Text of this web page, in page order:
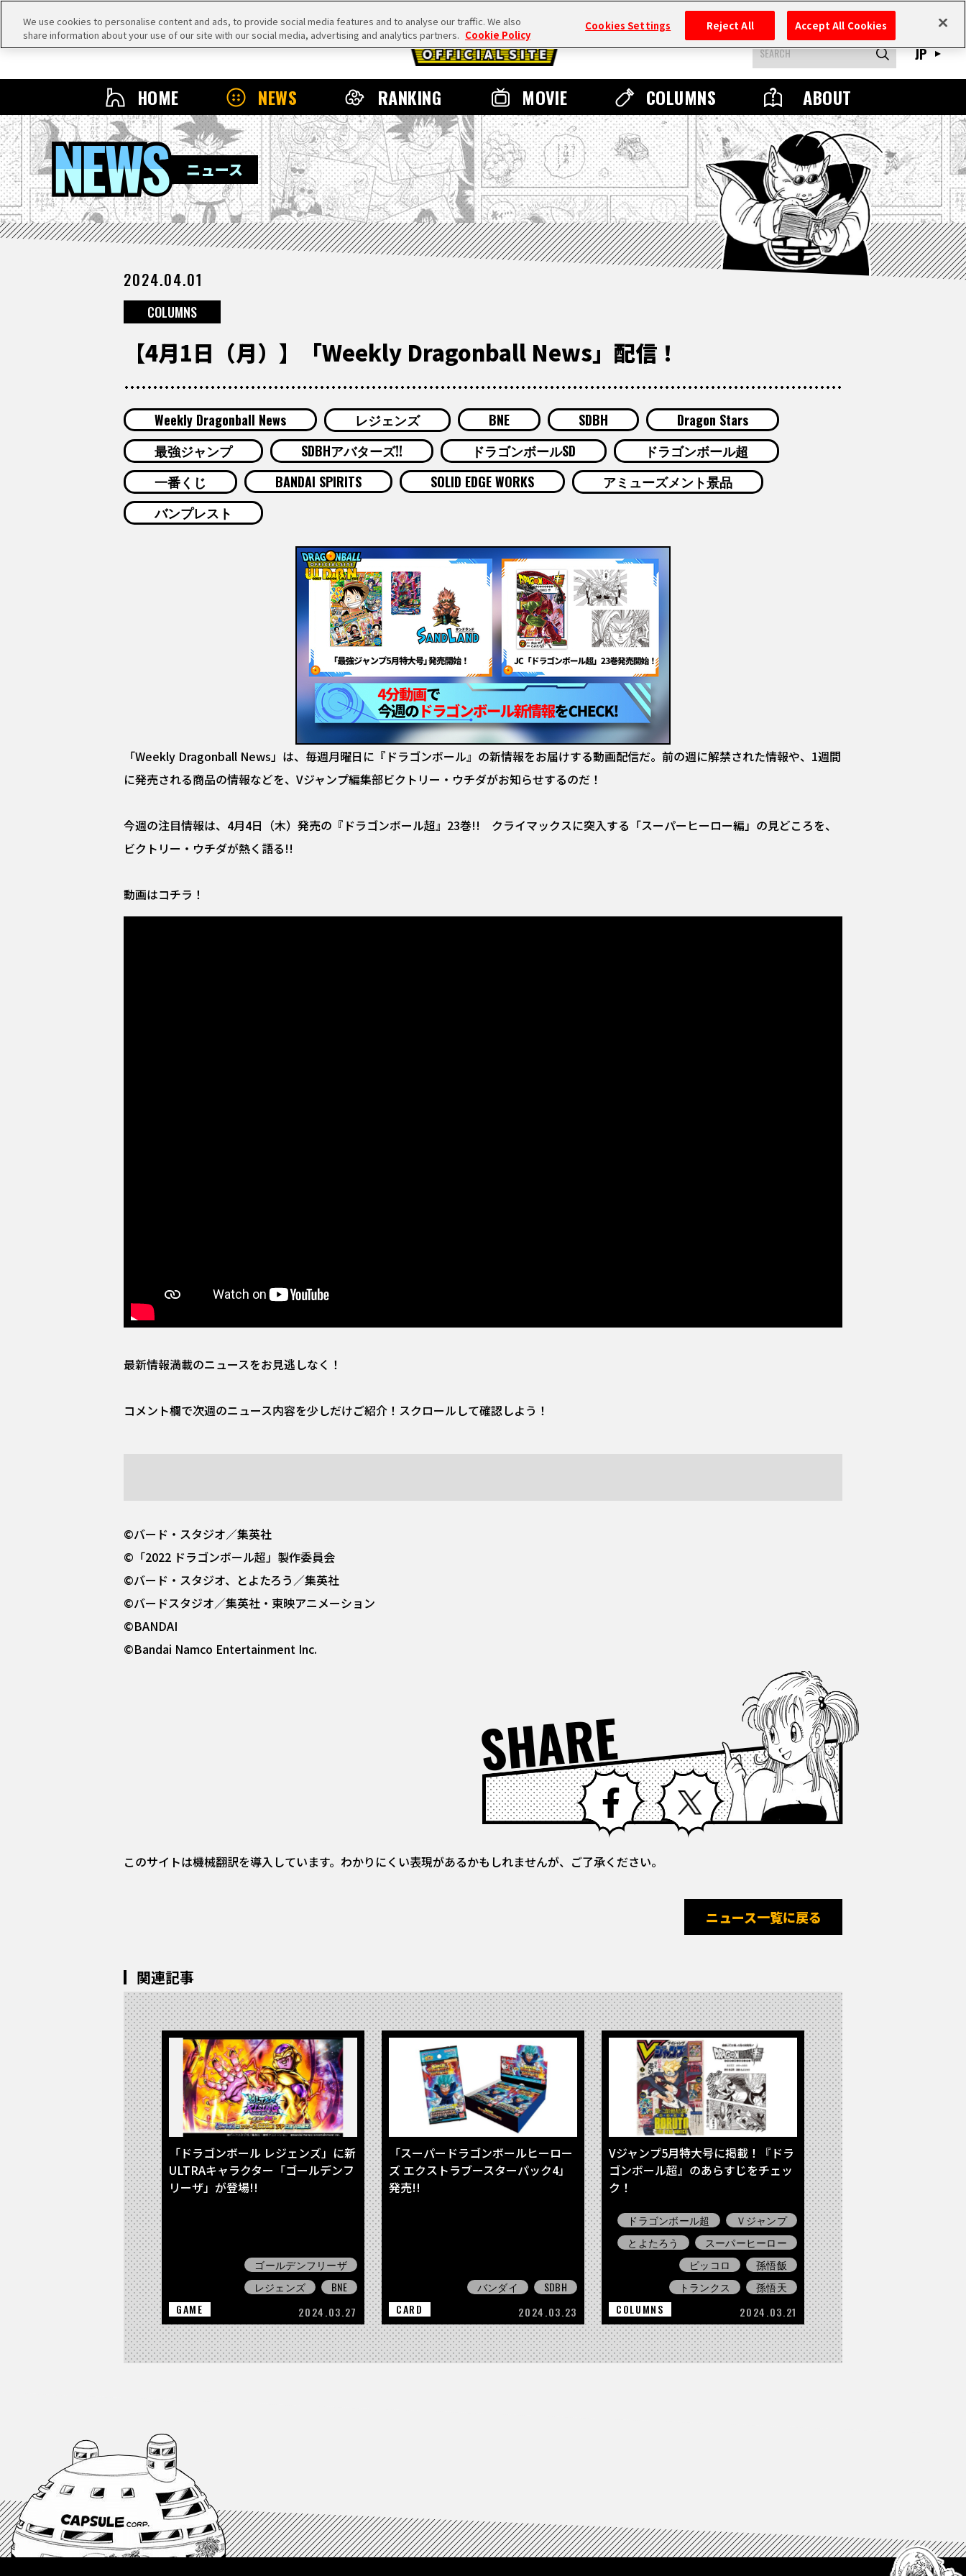
HOME NEWS RANKING MOVIE COLUMNS ABOUT
JP
NEWS
ニュース
2024.04.01
COLUMNS
【4月1日（月）】「Weekly Dragonball News」配信！
Weekly Dragonball News レジェンズ BNE SDBH
Dragon Stars
最強ジャンプ
SDBHアバターズ!! ドラゴンボールSD
ドラゴンボール超
一番くじ
BANDAI SPIRITS SOLID EDGE WORKS
アミューズメント景品
バンプレスト
「Weekly Dragonball News」は、毎週月曜日に『ドラゴンボール』の新情報をお届けする動画配信だ。前の週に解禁された情報や、1週間
に発売される商品の情報などを、Vジャンプ編集部ビクトリー・ウチダがお知らせするのだ！
今週の注目情報は、4月4日（木）発売の『ドラゴンボール超』23巻!! クライマックスに突入する「スーパーヒーロー編」の見どころを、
ビクトリー・ウチダが熱く語る!!
動画はコチラ！
最新情報満載のニュースをお見逃しなく！
コメント欄で次週のニュース内容を少しだけご紹介！スクロールして確認しよう！
©バード・スタジオ／集英社
©「2022 ドラゴンボール超」製作委員会
©バード・スタジオ、とよたろう／集英社
©バードスタジオ／集英社・東映アニメーション
©BANDAI
©Bandai Namco Entertainment Inc.
SHARE Facebook X
このサイトは機械翻訳を導入しています。わかりにくい表現があるかもしれませんが、ご了承ください。
ニュース一覧に戻る
関連記事
「ドラゴンボール レジェンズ」に新
ULTRAキャラクター「ゴールデンフ
リーザ」が登場!!
ゴールデンフリーザ
レジェンズ
BNE
GAME
2024.03.27
「スーパードラゴンボールヒーロー
ズ エクストラブースターパック4」
発売!!
バンダイ
SDBH
CARD
2024.03.23
Vジャンプ5月特大号に掲載！『ドラ
ゴンボール超』のあらすじをチェッ
ク！
ドラゴンボール超
Ｖジャンプ
とよたろう
スーパーヒーロー
ピッコロ
孫悟飯
トランクス
孫悟天
COLUMNS
2024.03.21
We use cookies to personalise content and ads, to provide social media features and to analyse our traffic. We also
share information about your use of our site with our social media, advertising and analytics partners. Cookie Policy
Cookies Settings Reject All Accept All Cookies